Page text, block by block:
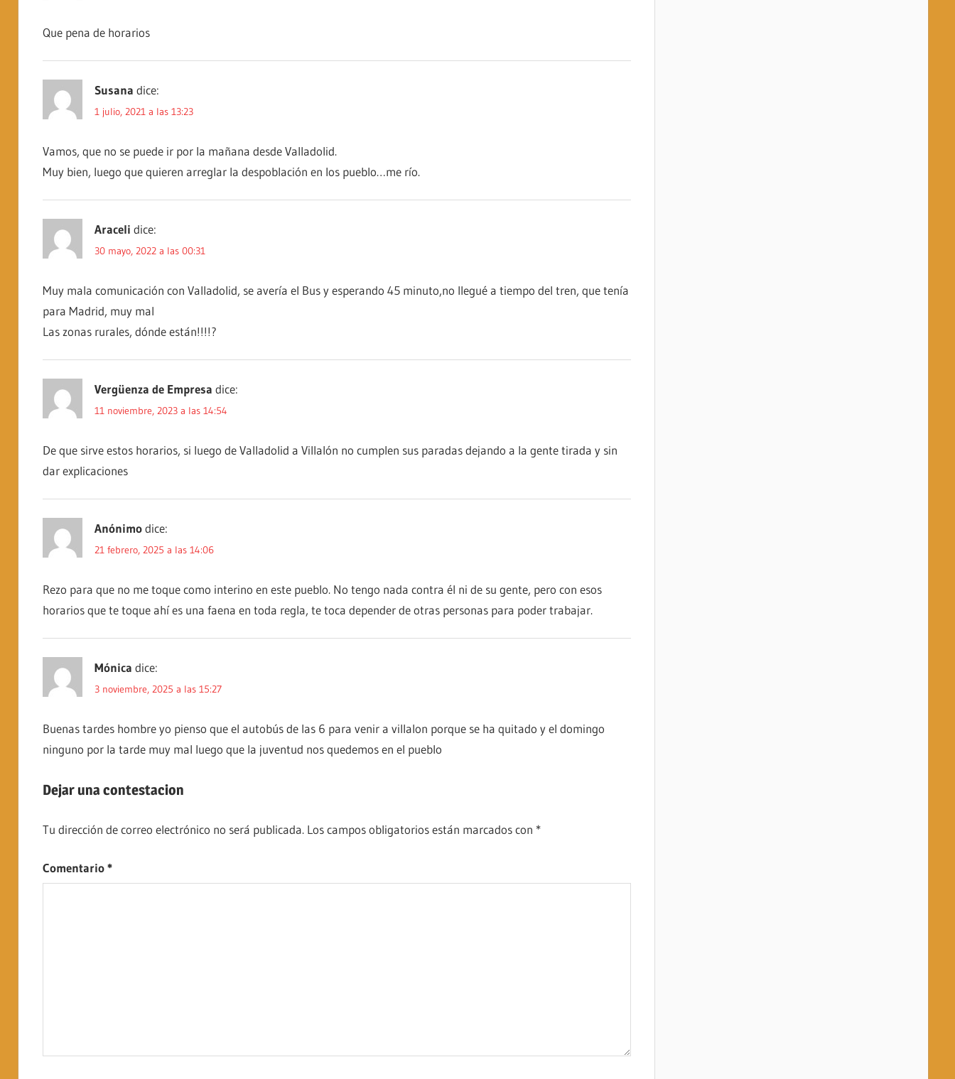
Que pena de horarios
Susana dice:
1 julio, 2021 a las 13:23
Vamos, que no se puede ir por la mañana desde Valladolid.
Muy bien, luego que quieren arreglar la despoblación en los pueblo…me río.
Araceli dice:
30 mayo, 2022 a las 00:31
Muy mala comunicación con Valladolid, se avería el Bus y esperando 45 minuto,no llegué a tiempo del tren, que tenía
para Madrid, muy mal
Las zonas rurales, dónde están!!!!?
Vergüenza de Empresa dice:
11 noviembre, 2023 a las 14:54
De que sirve estos horarios, si luego de Valladolid a Villalón no cumplen sus paradas dejando a la gente tirada y sin
dar explicaciones
Anónimo dice:
21 febrero, 2025 a las 14:06
Rezo para que no me toque como interino en este pueblo. No tengo nada contra él ni de su gente, pero con esos
horarios que te toque ahí es una faena en toda regla, te toca depender de otras personas para poder trabajar.
Mónica dice:
3 noviembre, 2025 a las 15:27
Buenas tardes hombre yo pienso que el autobús de las 6 para venir a villalon porque se ha quitado y el domingo
ninguno por la tarde muy mal luego que la juventud nos quedemos en el pueblo
Dejar una contestacion
Tu dirección de correo electrónico no será publicada. Los campos obligatorios están marcados con *
Comentario*